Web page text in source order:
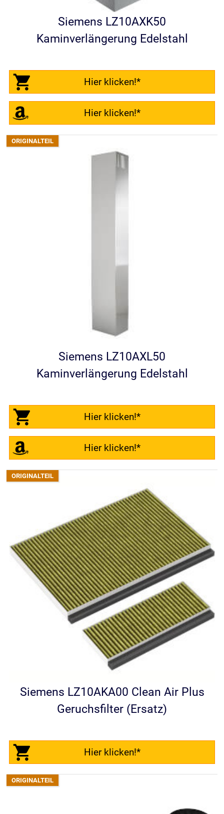
Siemens LZ10AXK50
Kaminverlängerung Edelstahl
Hier klicken!*
Hier klicken!*
Siemens LZ10AXL50
Kaminverlängerung Edelstahl
Hier klicken!*
Hier klicken!*
Siemens LZ10AKA00 Clean Air Plus
Geruchsfilter (Ersatz)
Hier klicken!*